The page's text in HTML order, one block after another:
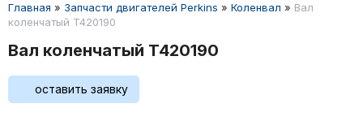
Главная » Запчасти двигателей Perkins » Коленвал » Вал
коленчатый T420190
Вал коленчатый T420190
оставить заявку